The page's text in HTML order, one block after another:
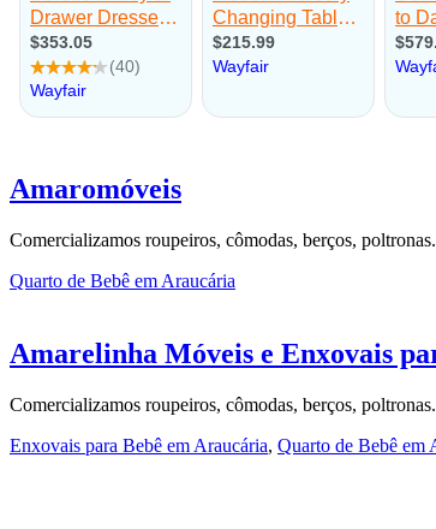
Amaromóveis
Comercializamos roupeiros, cômodas, berços,
Quarto de Bebê em Araucária
Amarelinha Móveis e Enxovais
Comercializamos roupeiros, cômodas, berços,
Enxovais para Bebê em Araucária, Quarto de Bebê em